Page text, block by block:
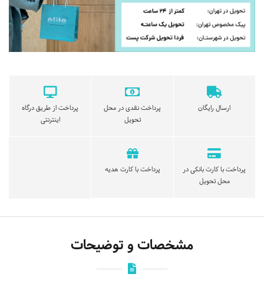
ارسال رایگان
پرداخت نقدی در محل
تحویل
پرداخت از طریق درگاه
اینترنتی
پرداخت با کارت بانکی در
محل تحویل
پرداخت با کارت هدیه
مشخصات و توضیحات